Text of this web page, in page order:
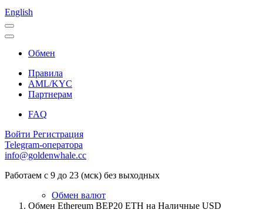
English
Обмен
Правила
AML/KYC
Партнерам
FAQ
Войти Регистрация
Telegram-оператора
info@goldenwhale.cc
Работаем с 9 до 23 (мск) без выходных
Обмен валют
Обмен Ethereum BEP20 ETH на Наличные USD